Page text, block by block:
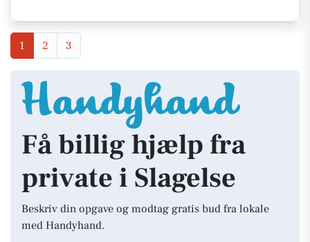
1 2 3
Få billig hjælp fra
private i Slagelse
Beskriv din opgave og modtag gratis bud fra lokale
med Handyhand.